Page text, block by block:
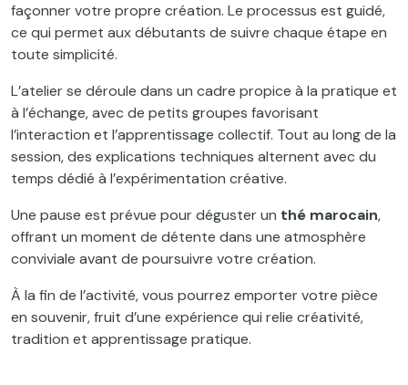
façonner votre propre création. Le processus est guidé,
ce qui permet aux débutants de suivre chaque étape en
toute simplicité.
L’atelier se déroule dans un cadre propice à la pratique et
à l’échange, avec de petits groupes favorisant
l’interaction et l’apprentissage collectif. Tout au long de la
session, des explications techniques alternent avec du
temps dédié à l’expérimentation créative.
Une pause est prévue pour déguster un thé marocain,
offrant un moment de détente dans une atmosphère
conviviale avant de poursuivre votre création.
À la fin de l’activité, vous pourrez emporter votre pièce
en souvenir, fruit d’une expérience qui relie créativité,
tradition et apprentissage pratique.